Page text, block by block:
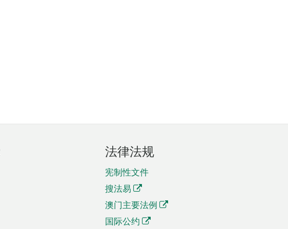
法律法规
宪制性文件
搜法易
澳门主要法例
国际公约